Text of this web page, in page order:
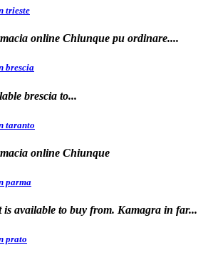
trieste
online Chiunque pu ordinare....
brescia
brescia to...
taranto
online Chiunque
parma
is available to buy from. Kamagra in far...
prato